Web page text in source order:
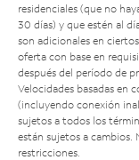
residenciales (que no
30 días) y que estén al
son adicionales en
oferta con base en
después del período de
Velocidades basadas en
(incluyendo conexión
sujetos a todos los
están sujetos a cambios.
restricciones.